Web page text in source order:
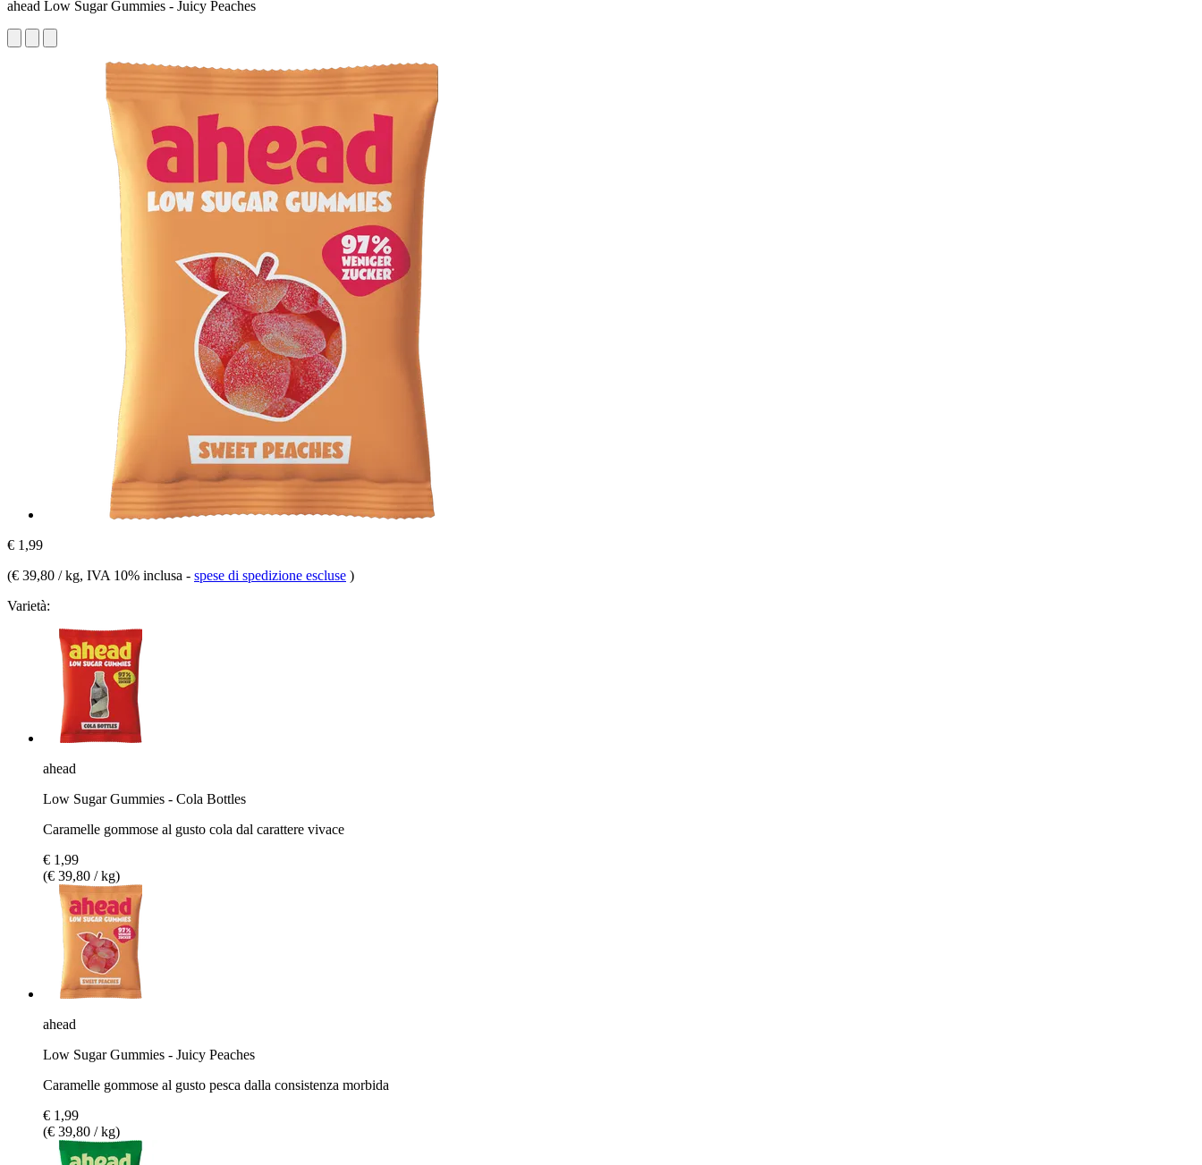
ahead Low Sugar Gummies - Juicy Peaches
€ 1,99
(€ 39,80 / kg, IVA 10% inclusa - spese di spedizione escluse )
Varietà:
ahead
Low Sugar Gummies - Cola Bottles
Caramelle gommose al gusto cola dal carattere vivace
€ 1,99
(€ 39,80 / kg)
ahead
Low Sugar Gummies - Juicy Peaches
Caramelle gommose al gusto pesca dalla consistenza morbida
€ 1,99
(€ 39,80 / kg)